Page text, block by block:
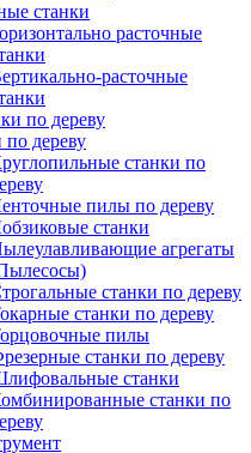
станки
расточные
расточные
дереву
станки по
пилы по дереву
станки
агрегаты
станки по дереву
станки по дереву
пилы
станки по дереву
станки
станки по